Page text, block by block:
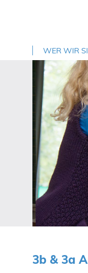
WER WIR
3b & 3a